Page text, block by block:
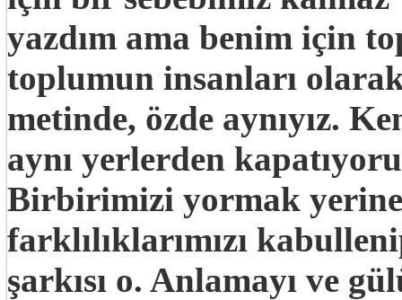
yazdım ama benim için
toplumun insanları
metinde, özde aynıyız.
aynı yerlerden
Birbirimizi yormak
farklılıklarımızı
şarkısı o. Anlamayı ve